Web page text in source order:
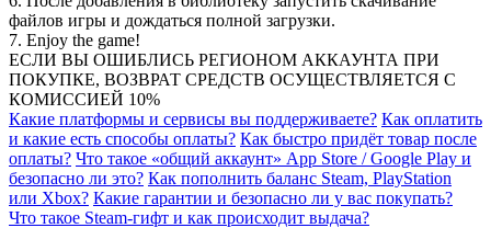
файлов игры и дождаться полной загрузки.
7. Enjoy the game!
ЕСЛИ ВЫ ОШИБЛИСЬ РЕГИОНОМ АККАУНТА ПРИ
ПОКУПКЕ, ВОЗВРАТ СРЕДСТВ ОСУЩЕСТВЛЯЕТСЯ С
КОМИССИЕЙ 10%
Какие платформы и сервисы вы поддерживаете? Как оплатить
и какие есть способы оплаты? Как быстро придёт товар после
оплаты? Что такое «общий аккаунт» App Store / Google Play и
безопасно ли это? Как пополнить баланс Steam, PlayStation
или Xbox? Какие гарантии и безопасно ли у вас покупать?
Что такое Steam-гифт и как происходит выдача?